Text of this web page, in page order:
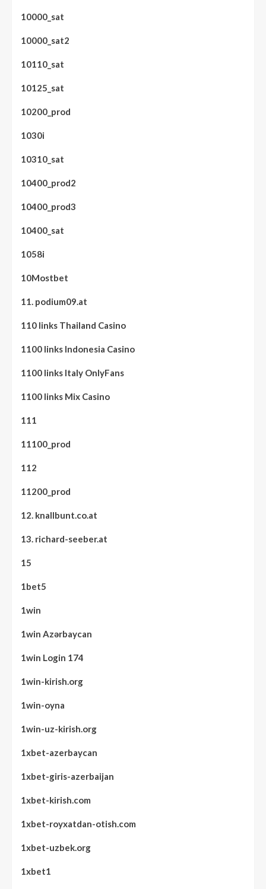
10000_sat
10000_sat2
10110_sat
10125_sat
10200_prod
1030i
10310_sat
10400_prod2
10400_prod3
10400_sat
1058i
10Mostbet
11. podium09.at
110 links Thailand Casino
1100 links Indonesia Casino
1100 links Italy OnlyFans
1100 links Mix Casino
111
11100_prod
112
11200_prod
12. knallbunt.co.at
13. richard-seeber.at
15
1bet5
1win
1win Azərbaycan
1win Login 174
1win-kirish.org
1win-oyna
1win-uz-kirish.org
1xbet-azerbaycan
1xbet-giris-azerbaijan
1xbet-kirish.com
1xbet-royxatdan-otish.com
1xbet-uzbek.org
1xbet1